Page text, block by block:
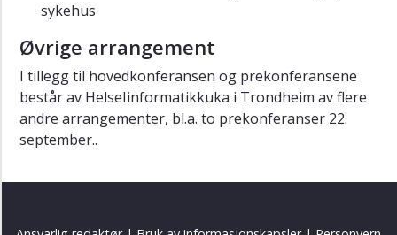
sykehus
Øvrige arrangement
I tillegg til hovedkonferansen og prekonferansene
består av HelseIinformatikkuka i Trondheim av flere
andre arrangementer, bl.a. to prekonferanser 22.
september..